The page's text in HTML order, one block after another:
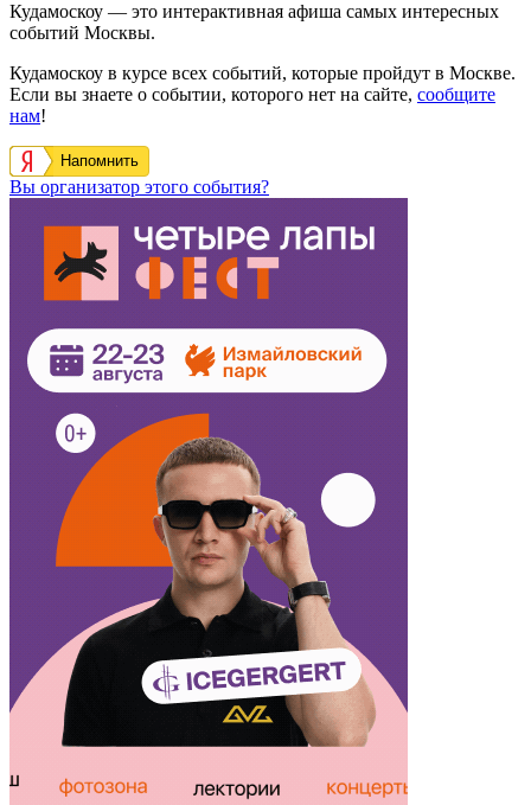
Кудамоскоу — это интерактивная афиша самых интересных
событий Москвы.
Кудамоскоу в курсе всех событий, которые пройдут в Москве.
Если вы знаете о событии, которого нет на сайте, сообщите
нам!
Напомнить
Вы организатор этого события?